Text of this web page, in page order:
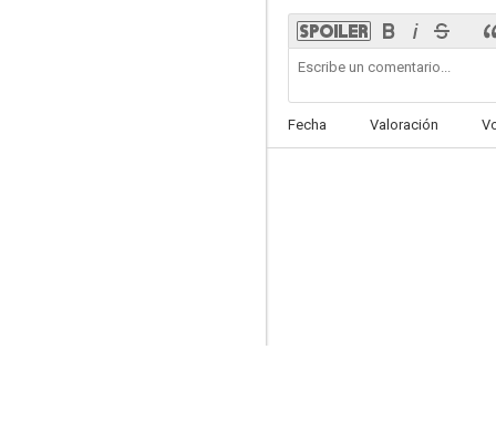
Fecha Valoración